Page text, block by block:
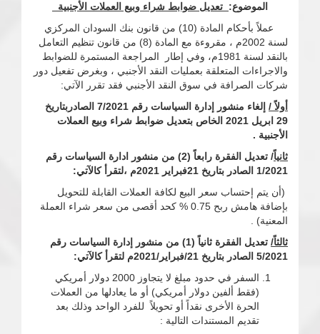
الموضوع: تعديل ضوابط شراء وبيع العملات الأجنبية
عملاً بأحكام المادة (10) من قانون بنك السودان المركزي
لسنة 2002م ، مقروءة مع المادة (8) من قانون تنظيم التعامل
بالنقد لسنة 1981م، وفي إطار المراجعة المستمرة للضوابط
والاجراءات المتعلقة بعمليات النقد الأجنبي ، وبغرض تفعيل دور
شركات الصرافة في سوق النقد الأجنبي فقد تقرر الآتي:
أولاً /
إلغاء منشور إدارة السياسات رقم 7/2021 الصادربتاريخ
29 ابريل 2021 الخاص بتعديل ضوابط شراء وبيع العملات
الأجنبية .
ثانياً
/ تعديل الفقرة رابعاً (2) من منشور ادارة السياسات رقم
1/2021 الصادر بتاريخ 21فبراير 2021م ،لتقرأ كالآتي:
(أن يتم إحتساب سعر البيع لكافة العملات القابلة للتحويل
بإضافة هامش ربح 0.75 % كحد أقصى من سعر شراء العملة
المعنية) .
ثالثاً/
تعديل الفقرة ثانياً (1) من منشور إدارة السياسات رقم
5/2021 الصادر بتاريخ 21/فبراير/2021م لتقرأ كالآتي:
السفر في حدود مبلغ لا يتجاوز 2000 دولار أمريكي
(فقط ألفين دولار أمريكي) أو ما يعادلها من العملات
الحرة الأخرى نقداً أو تحويلاً للفرد الواحد وذلك بعد
تقديم المستندات التالية :